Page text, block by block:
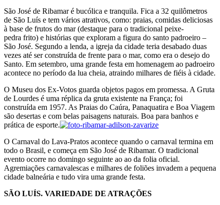
São José de Ribamar é bucólica e tranquila. Fica a 32 quilômetros
de São Luís e tem vários atrativos, como: praias, comidas deliciosas
à base de frutos do mar (destaque para o tradicional peixe-
pedra frito) e histórias que exploram a figura do santo padroeiro –
São José. Segundo a lenda, a igreja da cidade teria desabado duas
vezes até ser construída de frente para o mar, como era o desejo do
Santo. Em setembro, uma grande festa em homenagem ao padroeiro
acontece no período da lua cheia, atraindo milhares de fiéis à cidade.
O Museu dos Ex-Votos guarda objetos pagos em promessa. A Gruta
de Lourdes é uma réplica da gruta existente na França; foi
construída em 1957. As Praias do Caúra, Panaquatira e Boa Viagem
são desertas e com belas paisagens naturais. Boa para banhos e
prática de esporte.
O Carnaval do Lava-Pratos acontece quando o carnaval termina em
todo o Brasil, e começa em São José de Ribamar. O tradicional
evento ocorre no domingo seguinte ao ao da folia oficial.
Agremiações carnavalescas e milhares de foliões invadem a pequena
cidade balneária e tudo vira uma grande festa.
SÃO LUÍS. VARIEDADE DE ATRAÇÕES